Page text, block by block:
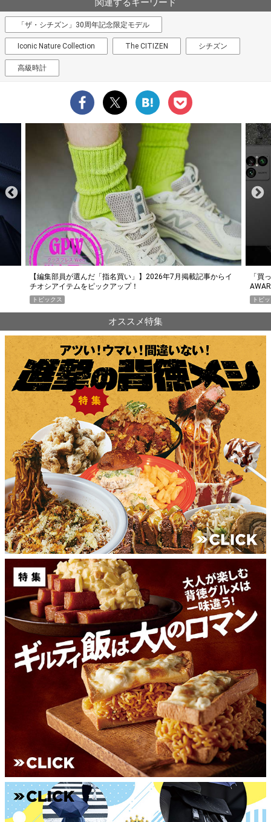
関連するキーワード
「ザ・シチズン」30周年記念限定モデル
Iconic Nature Collection The CITIZEN シチズン
高級時計
「買って損なし」の極上スマホ5選【GoodsPress 2026上半期
AWARD】
トピックス
薄着
PR
オススメ特集